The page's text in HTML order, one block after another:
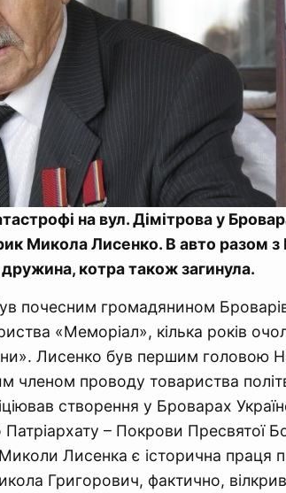
на вул. Дімітрова у
Микола Лисенко. В авто разом
котра також загинула.
почесним громадянином
«Меморіал», кілька років
Лисенко був першим головою
членом проводу товариства
створення у Броварах
Патріархату – Покрови Пресвятої
Лисенка є історична праця
Григорович, фактично,